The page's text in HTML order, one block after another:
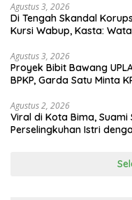
Agustus 3, 2026
Di Tengah Skandal
Kursi Wabup, Kasta:
Agustus 3, 2026
Proyek Bibit Bawang
BPKP, Garda Satu Minta
Agustus 2, 2026
Viral di Kota Bima,
Perselingkuhan Istri